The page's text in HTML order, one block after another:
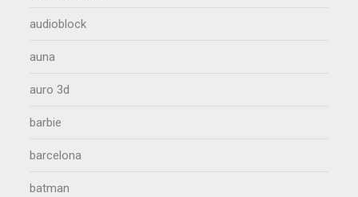
audioblock
auna
auro 3d
barbie
barcelona
batman